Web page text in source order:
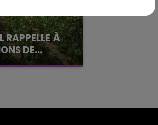
RAPPELLE À
DE...
vendange